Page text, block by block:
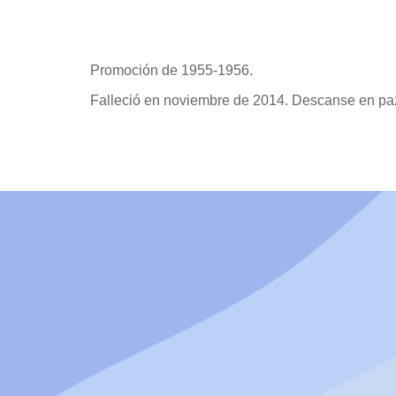
Promoción de 1955-1956.
Falleció en noviembre de 2014. Descanse en